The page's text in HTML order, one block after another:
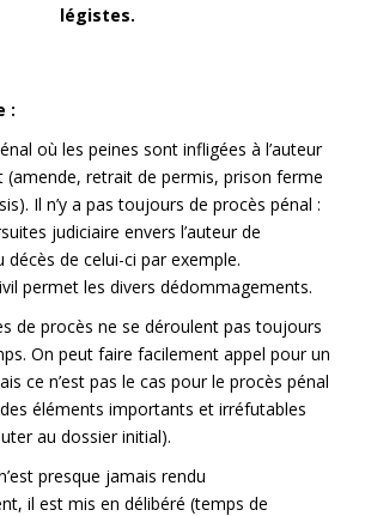
légistes.
:
où les peines sont infligées à l’auteur
(amende, retrait de permis, prison ferme
Il n’y a pas toujours de procès pénal :
judiciaire envers l’auteur de
décès de celui-ci par exemple.
permet les divers dédommagements.
de procès ne se déroulent pas toujours
On peut faire facilement appel pour un
ce n’est pas le cas pour le procès pénal
éléments importants et irréfutables
au dossier initial).
presque jamais rendu
il est mis en délibéré (temps de